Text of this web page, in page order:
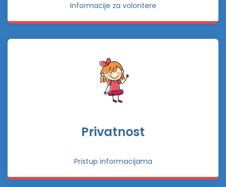
Informacije za volontere
Privatnost
Pristup informacijama